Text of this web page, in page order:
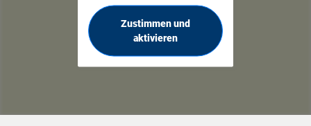
Zustimmen und
aktivieren